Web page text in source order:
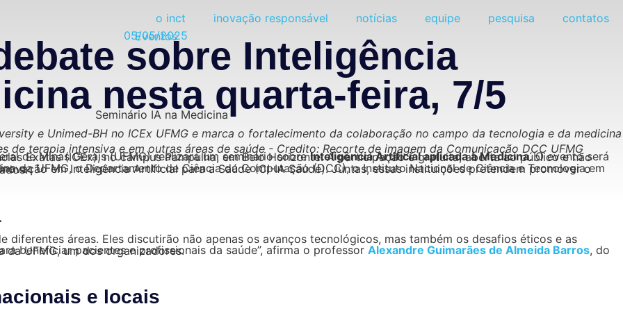
o inct inovação responsável notícias equipe pesquisa
contatos
05/05/2025
Eventos
sobre Inteligência
nesta quarta-feira, 7/5
e Unimed-BH no ICEx UFMG e marca o fortalecimento da colaboração no campo da tecnologia e da medicina
de terapia intensiva e em outras áreas de saúde - Credito: Recorte de imagem da Comunicação DCC UFMG
de Minas Gerais (UFMG) realizará um seminário sobreInteligência Artificial aplicada à Medicina
artificial e ciência de dados.
beneficiar pacientes e profissionais da saúde”, afirma o professor Alexandre Guimarães de Almeida Barros
da UFMG, um dos organizadores.
e locais